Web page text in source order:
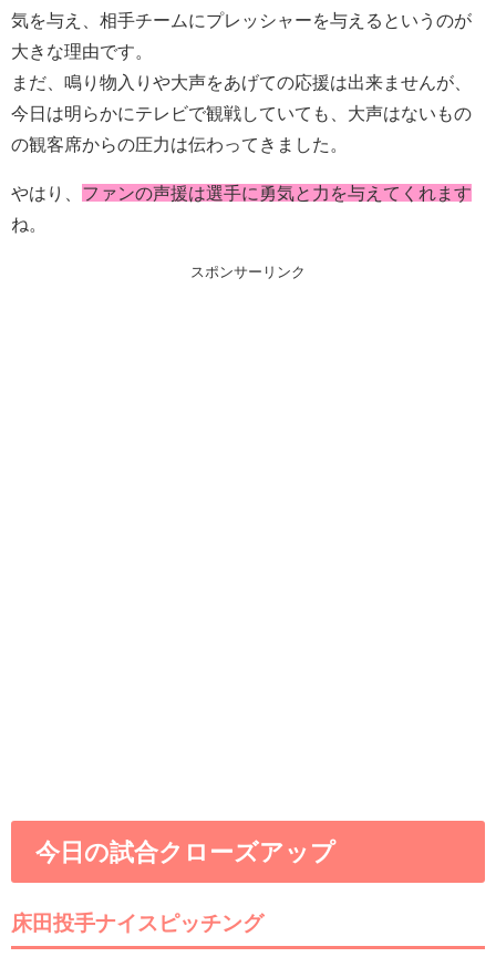
気を与え、相手チームにプレッシャーを与えるというのが
大きな理由です。
まだ、鳴り物入りや大声をあげての応援は出来ませんが、
今日は明らかにテレビで観戦していても、大声はないもの
の観客席からの圧力は伝わってきました。
やはり、 ファンの声援は選手に勇気と力を与えてくれます
ね。
スポンサーリンク
今日の試合クローズアップ
床田投手ナイスピッチング